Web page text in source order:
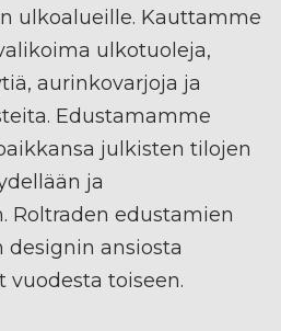
ulkoalueille. Kauttamme
ulkotuoleja,
aurinkovarjoja ja
Edustamamme
julkisten tilojen
ja
Roltraden edustamien
ansiosta
vuodesta toiseen.